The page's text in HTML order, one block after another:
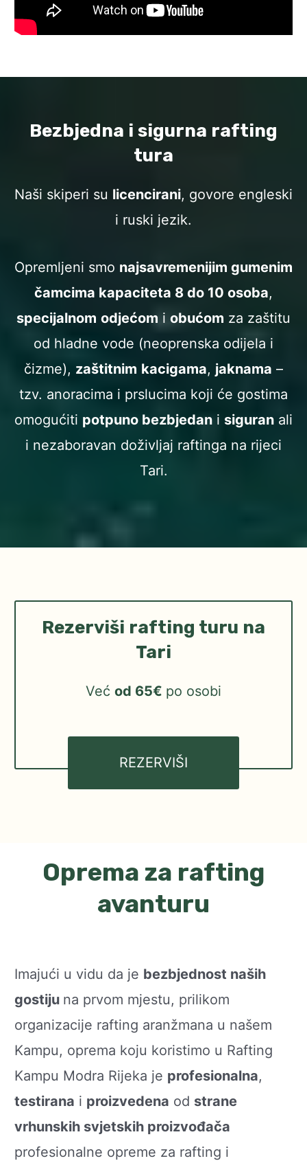
Bezbjedna i sigurna rafting
tura
Naši skiperi su licencirani, govore engleski
i ruski jezik.
Opremljeni smo najsavremenijim gumenim
čamcima kapaciteta 8 do 10 osoba,
specijalnom odjećom i obućom za zaštitu
od hladne vode (neoprenska odijela i
čizme), zaštitnim kacigama, jaknama –
tzv. anoracima i prslucima koji će gostima
omogućiti potpuno bezbjedan i siguran ali
i nezaboravan doživljaj raftinga na rijeci
Tari.
Rezerviši rafting turu na
Tari
Već od 65€ po osobi
REZERVIŠI
Oprema za rafting
avanturu
Imajući u vidu da je bezbjednost naših
gostiju na prvom mjestu, prilikom
organizacije rafting aranžmana u našem
Kampu, oprema koju koristimo u Rafting
Kampu Modra Rijeka je profesionalna,
testirana i proizvedena od strane
vrhunskih svjetskih proizvođača
profesionalne opreme za rafting i